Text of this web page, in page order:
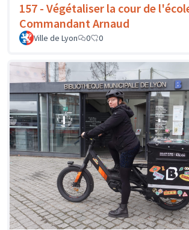
157 - Végétaliser la cour de
Commandant Arnaud
Ville de Lyon 0 0